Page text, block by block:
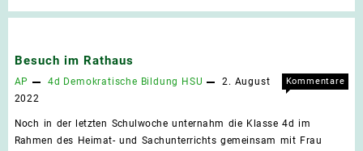
in
unseren
Besuch im Rathaus
AP 4d Demokratische Bildung HSU
2. August
2022
Kommentare
Noch in der letzten Schulwoche unternahm die Klasse 4d im
Rahmen des Heimat- und Sachunterrichts gemeinsam mit Frau